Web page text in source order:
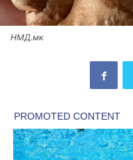
НМД.мк